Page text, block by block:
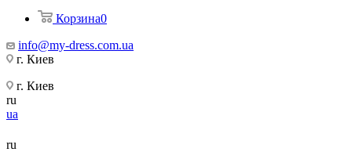
Корзина0
info@my-dress.com.ua
г. Киев
г. Киев
ru
ua
ru